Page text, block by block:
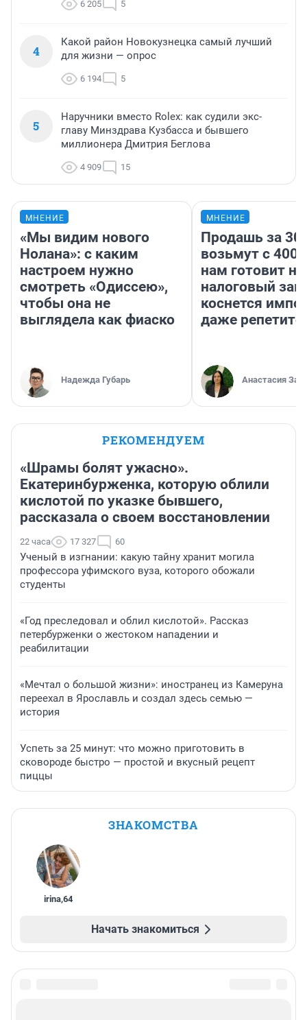
6 205 5
4
Какой район Новокузнецка самый лучший
для жизни — опрос
6 194 5
5
Наручники вместо Rolex: как судили экс-
главу Минздрава Кузбасса и бывшего
миллионера Дмитрия Беглова
4 909 15
МНЕНИЕ
«Мы видим нового
Нолана»: с каким
настроем нужно
смотреть «Одиссею»,
чтобы она не
выглядела как фиаско
Надежда Губарь
МНЕНИЕ
Продашь за
возьмут с
нам готовит
налоговый
коснется
даже
Анастасия
РЕКОМЕНДУЕМ
«Шрамы болят ужасно».
Екатеринбурженка, которую облили
кислотой по указке бывшего,
рассказала о своем восстановлении
22 часа 17 327 60
Ученый в изгнании: какую тайну хранит могила
профессора уфимского вуза, которого обожали
студенты
«Год преследовал и облил кислотой». Рассказ
петербурженки о жестоком нападении и
реабилитации
«Мечтал о большой жизни»: иностранец из Камеруна
переехал в Ярославль и создал здесь семью —
история
Успеть за 25 минут: что можно приготовить в
сковороде быстро — простой и вкусный рецепт
пиццы
ЗНАКОМСТВА
irina,64
Начать знакомиться